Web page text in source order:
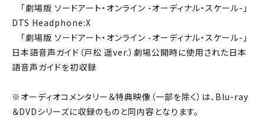
「劇場版 ソードアート・オンライン -オーディナル・スケール-」
DTS Headphone:X
「劇場版 ソードアート・オンライン -オーディナル・スケール-」
日本語音声ガイド（戸松 遥ver.）劇場公開時に使用された日本
語音声ガイドを初収録
※オーディオコメンタリー＆特典映像（一部を除く）は、Blu-ray
＆DVDシリーズに収録のものと同内容となります。